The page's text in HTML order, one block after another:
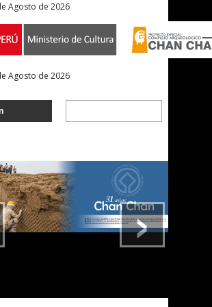
Agosto de 2026
Agosto de 2026
›